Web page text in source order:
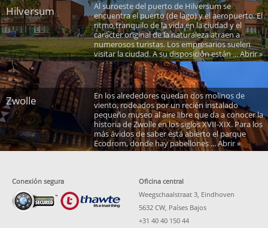
Hilversum
Al suroeste del puerto de Hilversum se
encuentra el puerto (de lago) y el aeropuerto. El
ritmo tranquilo de la vida en la ciudad y el
carácter original de la naturaleza atraen a
numerosos turistas. Los empresarios suelen
visitar la ciudad. A su disposición están ... Abrir »
Zwolle
En los alrededores quedan dos molinos de
viento, rodeados por un recién instalado
pequeño museo al aire libre que da a conocer la
historia de Zwolle en los siglos XVII-XIX. Para los
más ávidos de saber está abierto el parque
Ecodrom, donde hay pabellones ... Abrir »
Conexión segura
Oficina central
Weegschaalstraat 3, Eindhoven
5632 CW, Países Bajos
+31 40 40 150 44